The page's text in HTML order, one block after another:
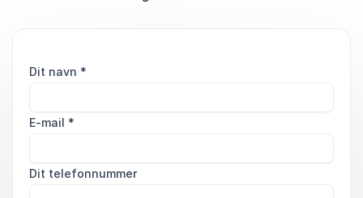
Dit navn *
E-mail *
Dit telefonnummer